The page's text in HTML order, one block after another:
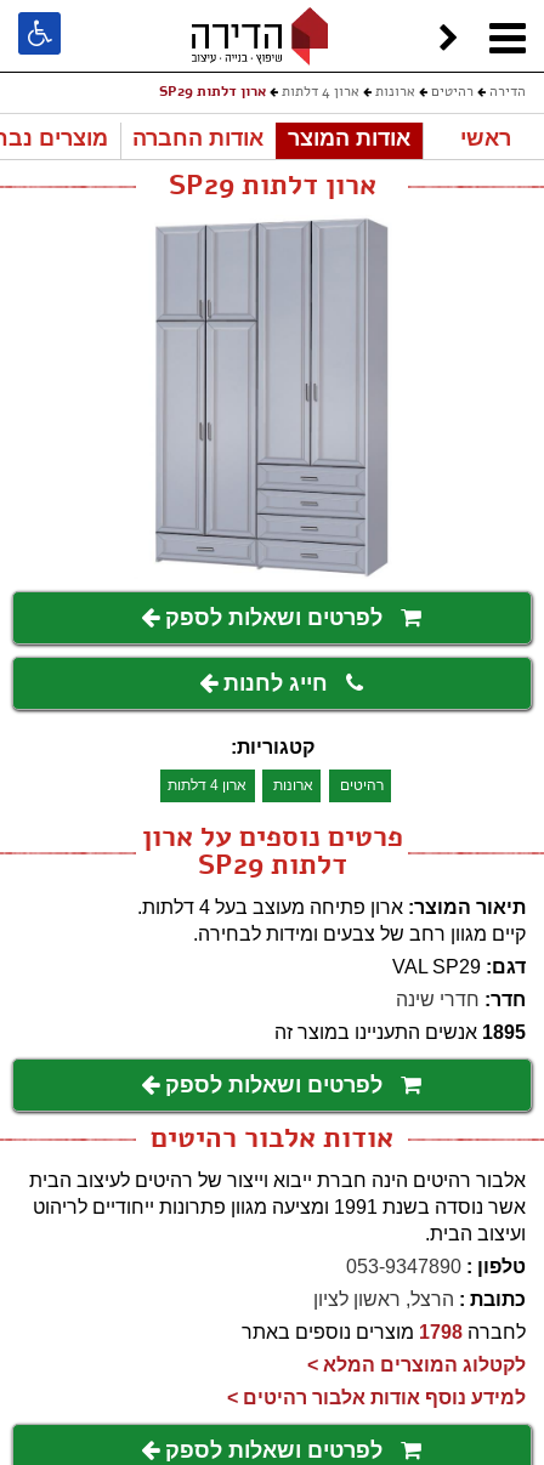
הדירה רהיטים ארונות ארון 4 דלתות ארון דלתות SP29
ראשי אודות המוצר אודות החברה מוצרים
ארון דלתות SP29
לפרטים ושאלות לספק
חייג לחנות
קטגוריות:
רהיטים ארונות ארון 4 דלתות
פרטים נוספים על ארון
דלתות SP29
תיאור המוצר: ארון פתיחה מעוצב בעל 4 דלתות.
קיים מגוון רחב של צבעים ומידות לבחירה.
דגם: VAL SP29
חדר: חדרי שינה
1895 אנשים התעניינו במוצר זה
לפרטים ושאלות לספק
אודות אלבור רהיטים
אלבור רהיטים הינה חברת ייבוא וייצור של רהיטים לעיצוב הבית
אשר נוסדה בשנת 1991 ומציעה מגוון פתרונות ייחודיים לריהוט
ועיצוב הבית.
טלפון : 053-9347890
כתובת : הרצל, ראשון לציון
לחברה 1798 מוצרים נוספים באתר
לקטלוג המוצרים המלא >
למידע נוסף אודות אלבור רהיטים >
לפרטים ושאלות לספק